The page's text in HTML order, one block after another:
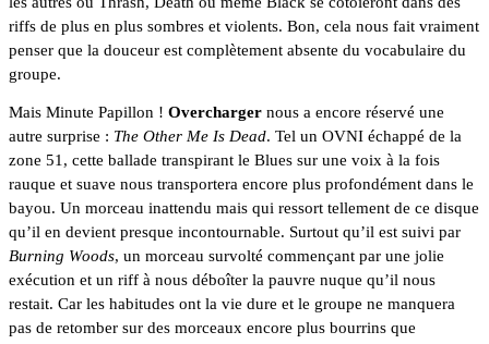
riffs de plus en plus sombres et violents. Bon, cela nous fait vraiment
penser que la douceur est complètement absente du vocabulaire du
groupe.
Mais Minute Papillon ! Overcharger nous a encore réservé une
autre surprise : The Other Me Is Dead. Tel un OVNI échappé de la
zone 51, cette ballade transpirant le Blues sur une voix à la fois
rauque et suave nous transportera encore plus profondément dans le
bayou. Un morceau inattendu mais qui ressort tellement de ce disque
Burning Woods, un morceau survolté commençant par une jolie
exécution et un riff à nous déboîter la pauvre nuque qu’il nous
restait. Car les habitudes ont la vie dure et le groupe ne manquera
pas de retomber sur des morceaux encore plus bourrins que